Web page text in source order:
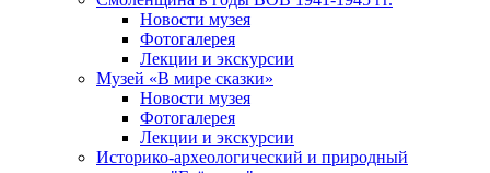
Новости музея
Фотогалерея
Лекции и экскурсии
Музей «В мире сказки»
Новости музея
Фотогалерея
Лекции и экскурсии
Историко-археологический и природный